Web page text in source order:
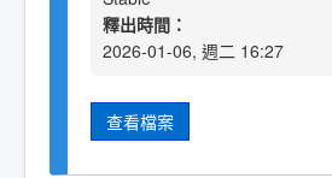
釋出時間：
2026-01-06, 週二 16:27
查看檔案